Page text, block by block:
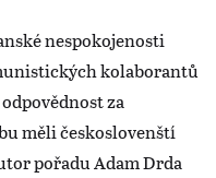
nespokojenosti
kolaborantů
za
měli českoslovenští
pořadu Adam Drda